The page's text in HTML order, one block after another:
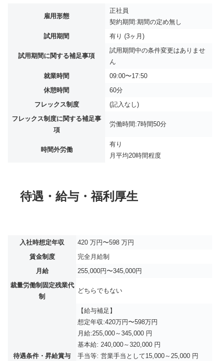
雇用形態
正社員
契約期間:期間の定め無し
試用期間
有り (3ヶ月)
試用期間に関する補足事項
試用期間中の条件変更はありませ
ん
就業時間
09:00〜17:50
休憩時間
60分
フレックス制度
(記入なし)
フレックス制度に関する補足事
項
労働時間:7時間50分
時間外労働
有り
月平均20時間程度
待遇・給与・福利厚生
入社時想定年収
420 万円〜598 万円
賃金制度
完全月給制
月給
255,000円〜345,000円
裁量労働制固定残業代
制
どちらでもない
待遇条件・昇給賞与
【給与補足】
想定年収:420万円〜598万円
月給:255,000～345,000 円
基本給: 240,000～320,000 円
手当等: 営業手当として15,000～25,000 円